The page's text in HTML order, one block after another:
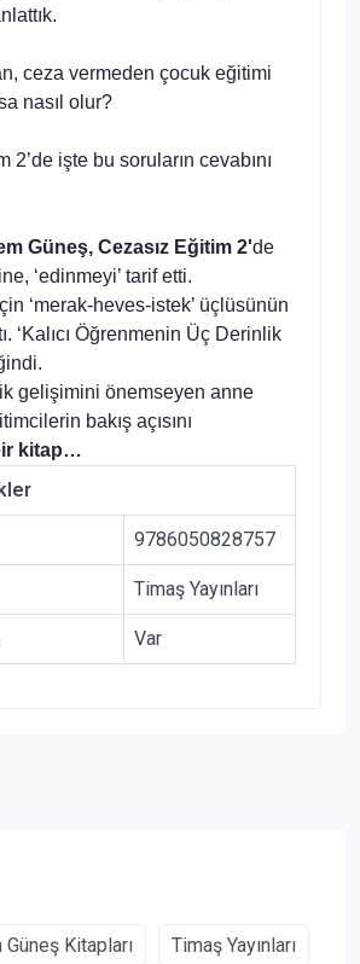
ceza vermeden çocuk eğitimi
nasıl olur?
2’de işte bu soruların cevabını
Güneş, Cezasız Eğitim 2'de
‘edinmeyi’ tarif etti.
‘merak-heves-istek’ üçlüsünün
‘Kalıcı Öğrenmenin Üç Derinlik
gelişimini önemseyen anne
bakış açısını
ir kitap…
9786050828757
Timaş Yayınları
Var
Kitapları Timaş Yayınları